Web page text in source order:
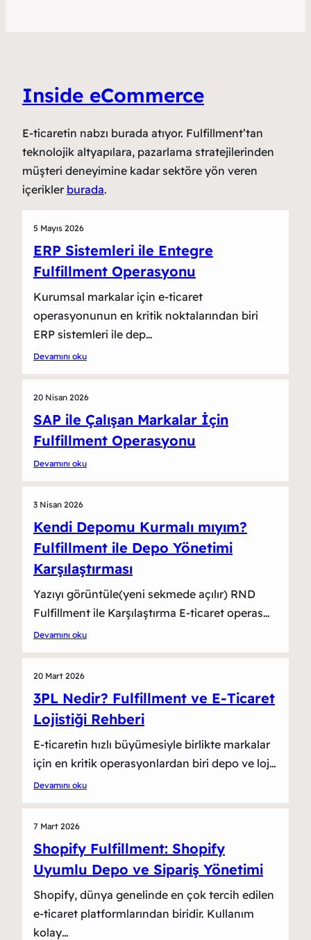
Inside eCommerce
E-ticaretin nabzı burada atıyor. Fulfillment’tan
teknolojik altyapılara, pazarlama stratejilerinden
müşteri deneyimine kadar sektöre yön veren
içerikler burada.
5 Mayıs 2026
ERP Sistemleri ile Entegre
Fulfillment Operasyonu
Kurumsal markalar için e-ticaret
operasyonunun en kritik noktalarından biri
ERP sistemleri ile dep…
Devamını oku
20 Nisan 2026
SAP ile Çalışan Markalar İçin
Fulfillment Operasyonu
Devamını oku
3 Nisan 2026
Kendi Depomu Kurmalı mıyım?
Fulfillment ile Depo Yönetimi
Karşılaştırması
Yazıyı görüntüle(yeni sekmede açılır) RND
Fulfillment ile Karşılaştırma E-ticaret operas…
Devamını oku
20 Mart 2026
3PL Nedir? Fulfillment ve E-Ticaret
Lojistiği Rehberi
E-ticaretin hızlı büyümesiyle birlikte markalar
için en kritik operasyonlardan biri depo ve loj…
Devamını oku
7 Mart 2026
Shopify Fulfillment: Shopify
Uyumlu Depo ve Sipariş Yönetimi
Shopify, dünya genelinde en çok tercih edilen
e-ticaret platformlarından biridir. Kullanım
kolay…